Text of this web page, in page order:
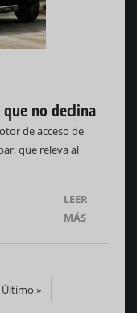
no declina
de acceso de
que releva al
LEER
MÁS
Última
página
Último »